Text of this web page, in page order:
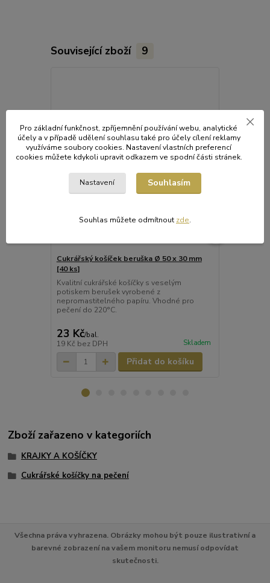
Související zboží 9
Cukrářský košíček beruška Ø 50 x 30 mm
[40 ks]
Kvalitní cukrářské košíčky s veselým
potiskem berušek vyrobené z
nepromastitelného papíru. Vhodné pro
pečení do 220°C.
23 Kč/bal.
19 Kč bez DPH Skladem
Přidat do košíku
Zboží zařazeno v kategoriích
KRAJKY A KOŠÍČKY
Cukrářské košíčky na pečení
Všechna práva vyhrazena. Obrázky mohou být pouze ilustrativní a
barevné zobrazení na vašem monitoru nemusí odpovídat
skutečnosti.
Pro základní funkčnost, zpříjemnění používání webu, analytické
účely a v případě udělení souhlasu také pro účely cílení reklamy
využíváme soubory cookies. Nastavení vlastních preferencí
cookies můžete kdykoli upravit odkazem ve spodní části stránek.
Nastavení Souhlasím
Souhlas můžete odmítnout zde.